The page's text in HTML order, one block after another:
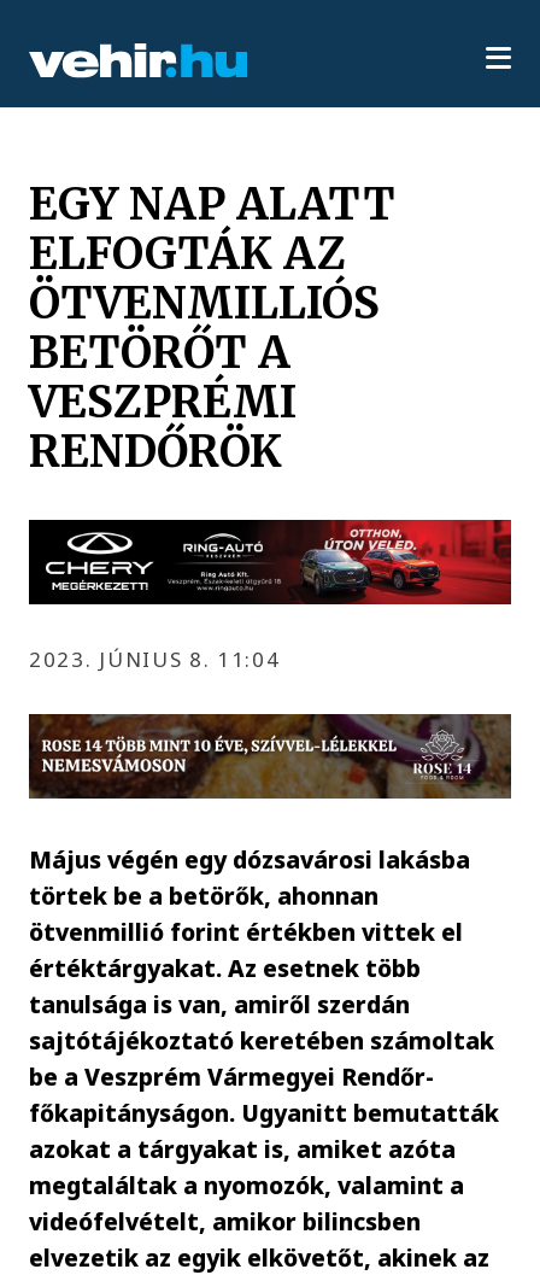
EGY NAP ALATT
ELFOGTÁK AZ
ÖTVENMILLIÓS
BETÖRŐT A
VESZPRÉMI
RENDŐRÖK
2023. JÚNIUS 8. 11:04
Május végén egy dózsavárosi lakásba
törtek be a betörők, ahonnan
ötvenmillió forint értékben vittek el
értéktárgyakat. Az esetnek több
tanulsága is van, amiről szerdán
sajtótájékoztató keretében számoltak
be a Veszprém Vármegyei Rendőr-
főkapitányságon. Ugyanitt bemutatták
azokat a tárgyakat is, amiket azóta
megtaláltak a nyomozók, valamint a
videófelvételt, amikor bilincsben
elvezetik az egyik elkövetőt, akinek az